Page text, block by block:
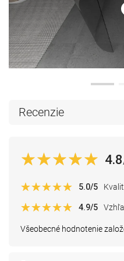
Recenzie
4.8
Všeobecné hodnotenie
5.0/5
4.9/5